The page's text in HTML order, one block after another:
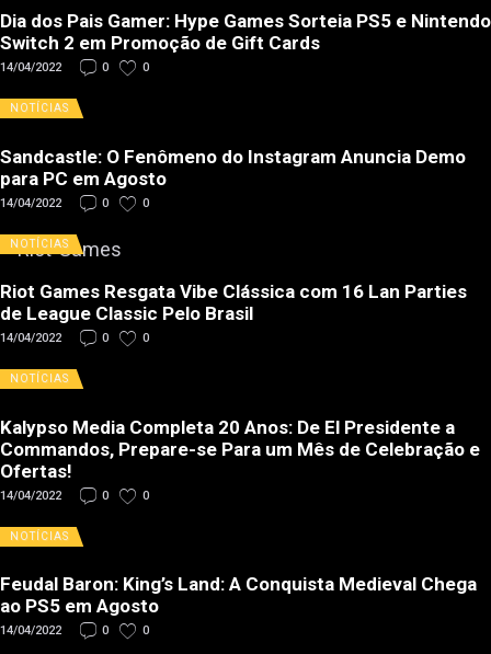
Dia dos Pais Gamer: Hype Games Sorteia PS5 e Nintendo
Switch 2 em Promoção de Gift Cards
14/04/2022 0 0
NOTÍCIAS
Sandcastle: O Fenômeno do Instagram Anuncia Demo
para PC em Agosto
14/04/2022 0 0
NOTÍCIAS
Riot Games Resgata Vibe Clássica com 16 Lan Parties
de League Classic Pelo Brasil
14/04/2022 0 0
NOTÍCIAS
Kalypso Media Completa 20 Anos: De El Presidente a
Commandos, Prepare-se Para um Mês de Celebração e
Ofertas!
14/04/2022 0 0
NOTÍCIAS
Feudal Baron: King’s Land: A Conquista Medieval Chega
ao PS5 em Agosto
14/04/2022 0 0